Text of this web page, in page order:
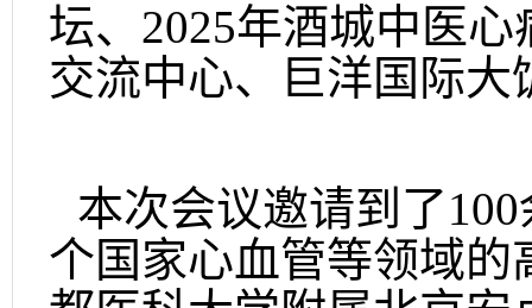
坛、2025年酒城中医
交流中心、巨洋国际
本次会议邀请到了
个国家心血管等领域